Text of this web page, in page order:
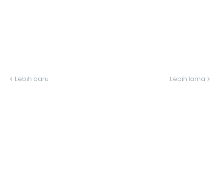
Lebih baru Lebih lama